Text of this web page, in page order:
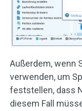
Außerdem, wenn
verwenden, um
feststellen, dass
diesem Fall